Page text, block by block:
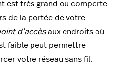
est très grand ou comporte
de la portée de votre
d’accèsaux endroits où
faible peut permettre
votre réseau sans fil.